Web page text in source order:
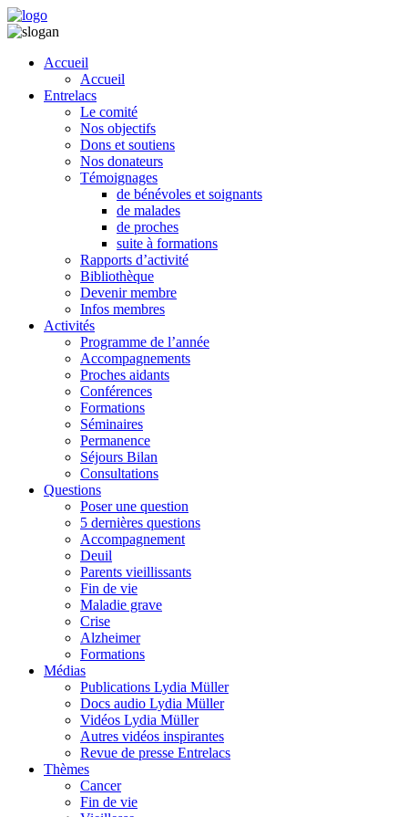
Accueil
Accueil
Entrelacs
Le comité
Nos objectifs
Dons et soutiens
Nos donateurs
Témoignages
de bénévoles et soignants
de malades
de proches
suite à formations
Rapports d’activité
Bibliothèque
Devenir membre
Infos membres
Activités
Programme de l’année
Accompagnements
Proches aidants
Conférences
Formations
Séminaires
Permanence
Séjours Bilan
Consultations
Questions
Poser une question
5 dernières questions
Accompagnement
Deuil
Parents vieillissants
Fin de vie
Maladie grave
Crise
Alzheimer
Formations
Médias
Publications Lydia Müller
Docs audio Lydia Müller
Vidéos Lydia Müller
Autres vidéos inspirantes
Revue de presse Entrelacs
Thèmes
Cancer
Fin de vie